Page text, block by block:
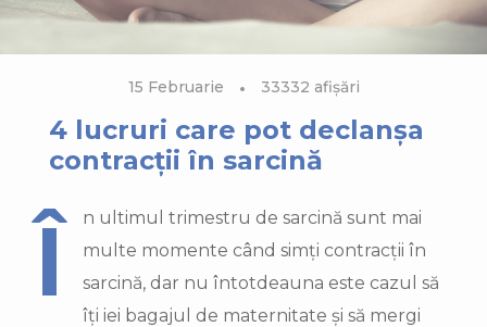
4 lucruri care pot declanșa
contracții în sarcină
15 Februarie 33332 afișări
În ultimul trimestru de sarcină sunt mai
multe momente când simți contracții în
sarcină, dar nu întotdeauna este cazul să
îți iei bagajul de maternitate și să mergi